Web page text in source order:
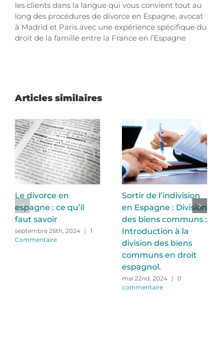
les clients dans la langue qui vous convient tout au
long des procédures de divorce en Espagne, avocat
à Madrid et Paris avec une expérience spécifique du
droit de la famille entre la France en l’Espagne
Articles similaires
Le divorce en
espagne : ce qu’il
faut savoir
septembre 26th, 2024 | 1
Commentaire
Sortir de l’indivision
en Espagne : Division
des biens communs :
Introduction à la
division des biens
communs en droit
espagnol.
mai 22nd, 2024 | 0
commentaire